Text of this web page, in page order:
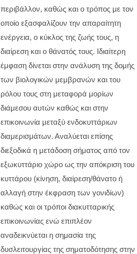
περιβάλλον, καθώς και ο τρόπος με τον
οποίο εξασφαλίζουν την απαραίτητη
ενέργεια, ο κύκλος της ζωής τους, η
διαίρεση και ο θάνατός τους. Ιδιαίτερη
έμφαση δίνεται στην ανάλυση της δομής
των βιολογικών μεμβρανών και του
ρόλου τους στη μεταφορά μορίων
διάμεσου αυτών καθώς και στην
επικοινωνία μεταξύ ενδοκυττάριων
διαμερισμάτων. Αναλύεται επίσης
διεξοδικά η μετάδοση σήματος από τον
εξωκυττάριο χώρο ως την απόκριση του
κυττάρου (κίνηση, διαίρεση/θάνατο ή
αλλαγή στην έκφραση των γονιδίων)
καθώς και οι τρόποι διακυτταρικής
επικοινωνίας ενώ επιπλέον
αναδεικνύεται η σημασία της
δυσλειτουργίας της σηματοδότησης στην